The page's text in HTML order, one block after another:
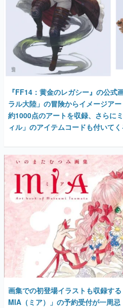
『FF14：黄金のレガシー』の公式
ラル大陸」の冒険からイメージア
約1000点のアートを収録、さらに
ィル」のアイテムコードも付いてく
画集での初登場イラストも収録す
MIA（ミア）」の予約受付が一周